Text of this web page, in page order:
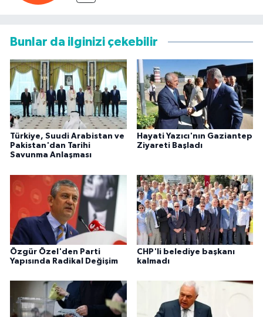
Bunlar da ilginizi çekebilir
Türkiye, Suudi Arabistan ve
Pakistan'dan Tarihi
Savunma Anlaşması
Hayati Yazıcı'nın Gaziantep
Ziyareti Başladı
Özgür Özel'den Parti
Yapısında Radikal Değişim
CHP'li belediye başkanı
kalmadı